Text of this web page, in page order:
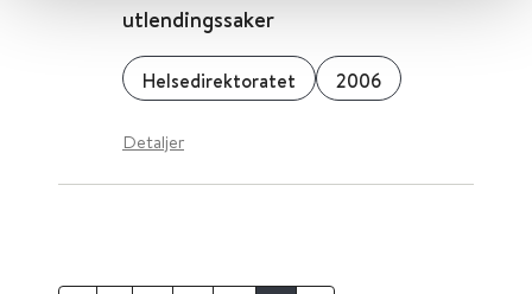
utlendingssaker
Helsedirektoratet 2006
Detaljer